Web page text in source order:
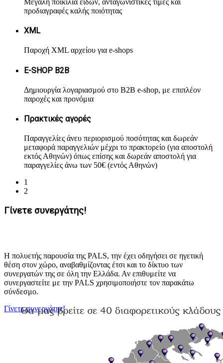
προδιαγραφές καλής ποιότητας
XML
Παροχή XML αρχείου για e-shops
Ε-SHOP B2B
Δημιουργία λογαριασμού στο B2B e-shop, με επιπλέον
παροχές και προνόμια
Πρακτικές αγορές
Παραγγελίες άνευ περιορισμού ποσότητας και δωρεάν
μεταφορά παραγγελιών μέχρι το πρακτορείο (για αποστολή
εκτός Αθηνών) όπως επίσης και δωρεάν αποστολή για
παραγγελίες άνω των 50€ (εντός Αθηνών)
1
2
Γίνετε συνεργάτης!
H πολυετής παρουσία της PALS, την έχει οδηγήσει σε ηγετική
θέση στον χώρο, αναβαθμίζοντας έτσι και το δίκτυο των
συνεργατών της σε όλη την Ελλάδα. Αν επιθυμείτε να
συνεργαστείτε με την PALS χρησιμοποιήστε τον παρακάτω
σύνδεσμο.
Γίνετε συνεργάτης!